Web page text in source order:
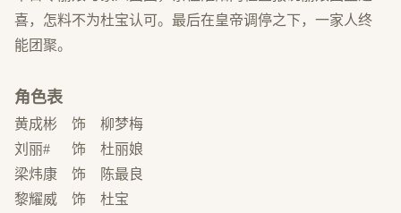
喜，怎料不为杜宝认可。最后在皇帝调停之下，一家人终
能团聚。
角色表
黄成彬 饰 柳梦梅
刘丽# 饰 杜丽娘
梁炜康 饰 陈最良
黎耀威 饰 杜宝